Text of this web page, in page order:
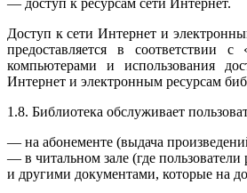
— доступ к ресурсам сети Интернет.
Доступ к сети Интернет и
предоставляется в соответствии
компьютерами и использования
Интернет и электронным ресурсам
1.8. Библиотека обслуживает
— на абонементе (выдача
— в читальном зале (где пользователи
и другими документами, которые на